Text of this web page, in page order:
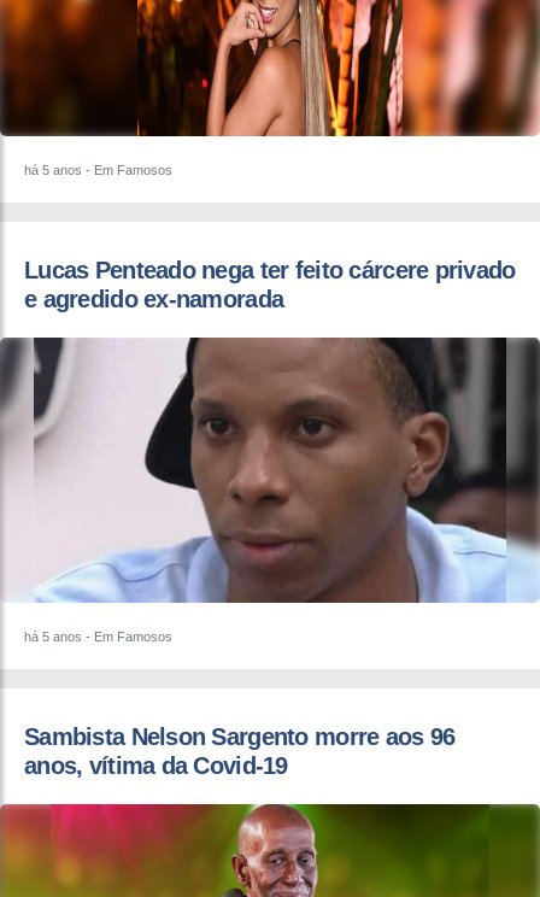
há 5 anos - Em Famosos
Lucas Penteado nega ter feito cárcere privado
e agredido ex-namorada
há 5 anos - Em Famosos
Sambista Nelson Sargento morre aos 96
anos, vítima da Covid-19